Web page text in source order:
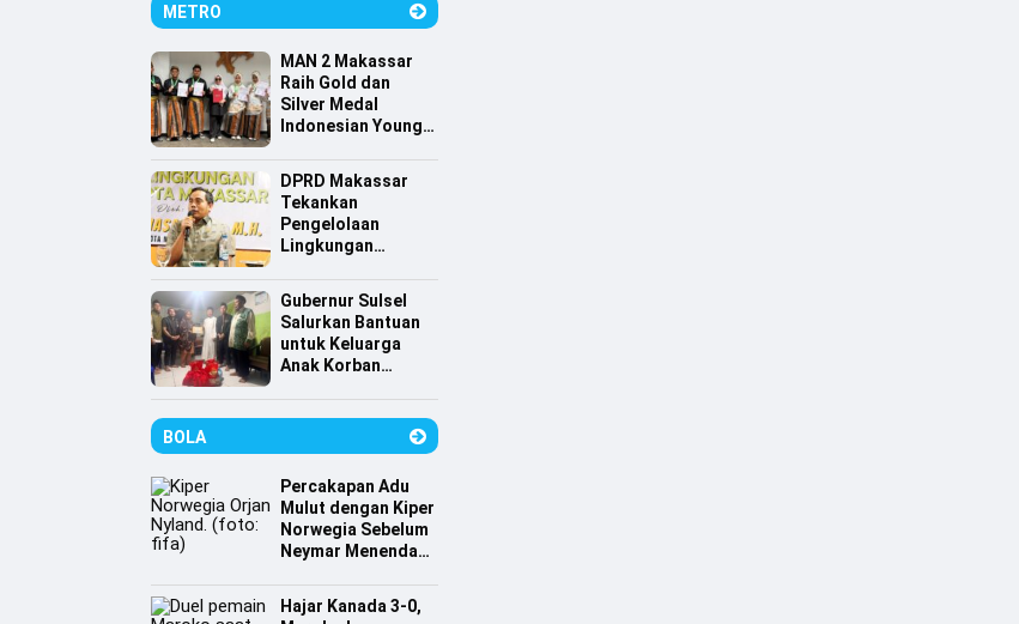
METRO
MAN 2 Makassar
Raih Gold dan
Silver Medal
Indonesian Young
DPRD Makassar
Tekankan
Pengelolaan
Lingkungan
Sampah jadi
Perhatian Utama
Gubernur Sulsel
Salurkan Bantuan
untuk Keluarga
Anak Korban
BOLA
Percakapan Adu
Mulut dengan Kiper
Norwegia Sebelum
Neymar Menendang
Hajar Kanada 3-0,